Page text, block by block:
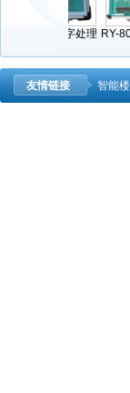
系统及数字处理 RY-
友情链接 智能